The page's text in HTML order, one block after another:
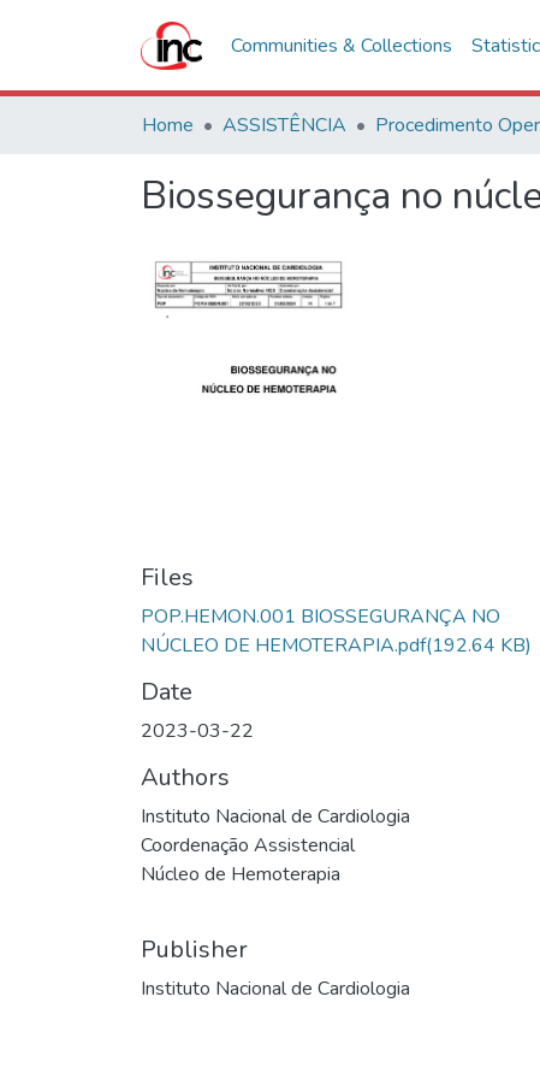
Communities & Collections
Home ASSISTÊNCIA
Biossegurança no
Files
POP.HEMON.001 BIOSSEGURANÇA NO
NÚCLEO DE HEMOTERAPIA.pdf(192.64 KB)
Date
2023-03-22
Authors
Instituto Nacional de Cardiologia
Coordenação Assistencial
Núcleo de Hemoterapia
Publisher
Instituto Nacional de Cardiologia